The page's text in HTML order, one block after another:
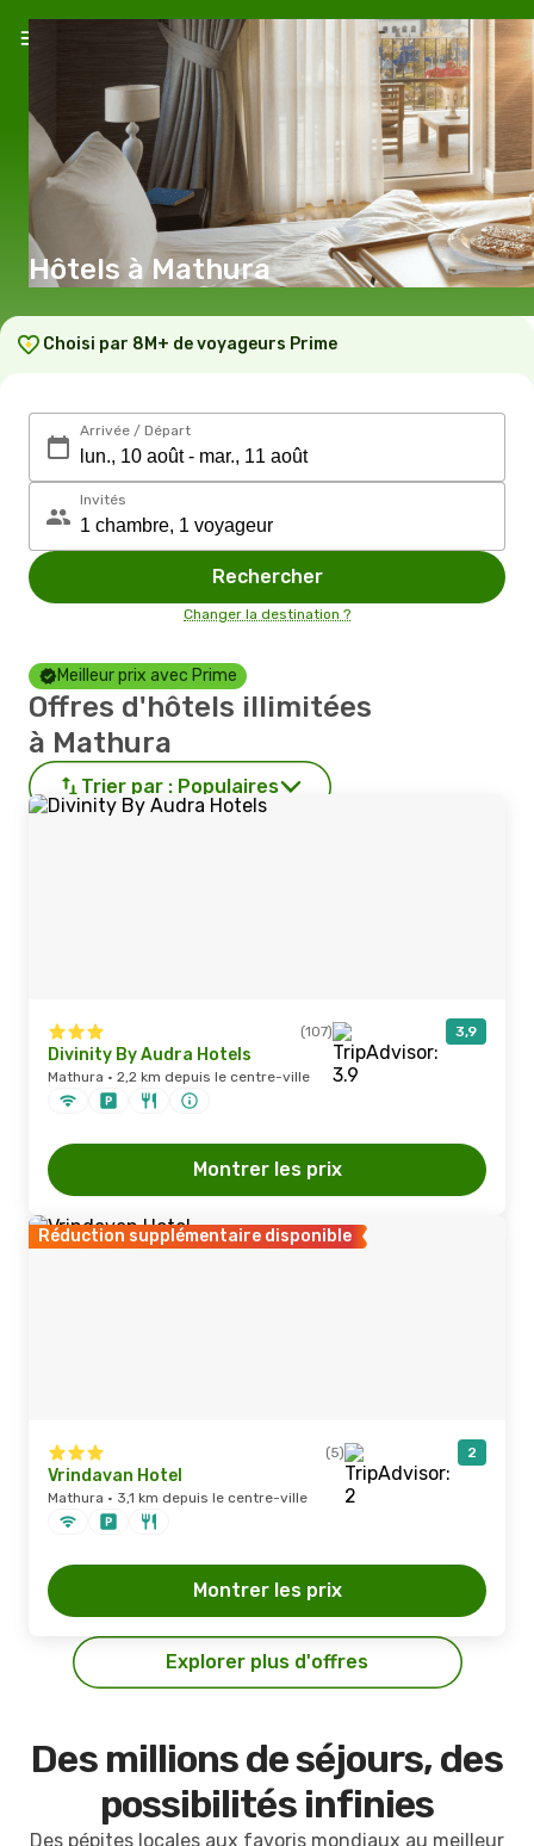
Hôtels à Mathura
Choisi par 8M+ de voyageurs Prime
Arrivée / Départ
Invités
Rechercher
Changer la destination ?
Meilleur prix avec Prime
Offres d'hôtels illimitées
à Mathura
Trier par : Populaires
(107) 3,9
Divinity By Audra Hotels
Mathura · 2,2 km depuis le centre-ville
Montrer les prix
Réduction supplémentaire disponible
(5) 2
Vrindavan Hotel
Mathura · 3,1 km depuis le centre-ville
Montrer les prix
Explorer plus d'offres
Des millions de séjours, des
possibilités infinies
Des pépites locales aux favoris mondiaux au meilleur